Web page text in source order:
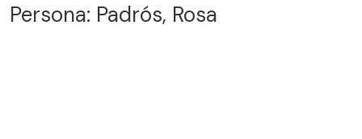
Persona: Padrós, Rosa